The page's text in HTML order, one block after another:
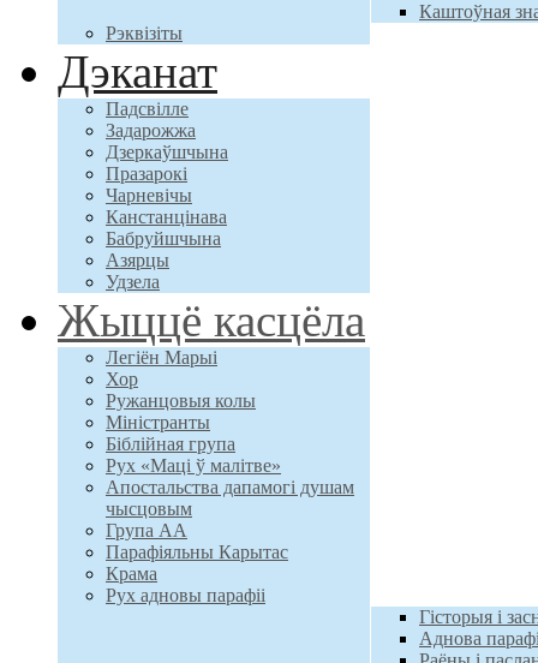
Каштоўная
Рэквізіты
Дэканат
Падсвілле
Задарожжа
Дзеркаўшчына
Празарокі
Чарневічы
Канстанцінава
Бабруйшчына
Азярцы
Удзела
Жыццё касцёла
Легіён Марыі
Хор
Ружанцовыя колы
Міністранты
Біблійная група
Рух «Маці ў малітве»
Апостальства дапамогі душам
чысцовым
Група АА
Парафіяльны Карытас
Крама
Рух адновы парафіі
Гісторыя і
Аднова